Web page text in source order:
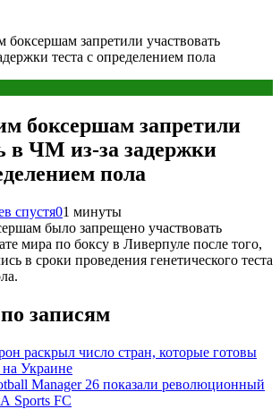
боксершам запретили участвовать
теста с определением пола
боксершам запретили
в ЧМ из-за задержки
пола
спустя01 минуты
было запрещено участвовать
мира по боксу в Ливерпуле после того,
в сроки проведения генетического теста
записям
раскрыл число стран, которые готовы
на Украине
Manager 26 показали революционный
Sports FC